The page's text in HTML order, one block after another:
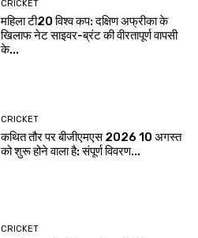
CRICKET
महिला टी20 विश्व कप: दक्षिण अफ्रीका के
खिलाफ नेट साइवर-ब्रंट की वीरतापूर्ण वापसी
के...
CRICKET
कथित तौर पर बीजीएमएस 2026 10 अगस्त
को शुरू होने वाला है: संपूर्ण विवरण...
CRICKET